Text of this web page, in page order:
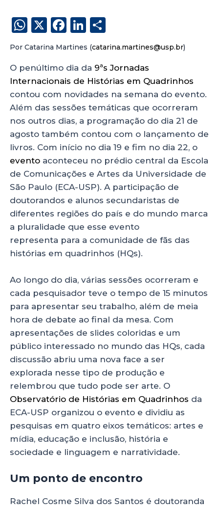
W
h
a
ts
A
p
p
X
F
a
c
e
b
o
o
k
Li
n
k
e
dI
n
h
a
re
Por Catarina Martines (catarina.martines@usp.br)
O penúltimo dia da 9ªs Jornadas
Internacionais de Histórias em Quadrinhos
contou com novidades na semana do evento.
Além das sessões temáticas que ocorreram
nos outros dias, a programação do dia 21 de
agosto também contou com o lançamento de
livros. Com início no dia 19 e fim no dia 22, o
evento aconteceu no prédio central da Escola
de Comunicações e Artes da Universidade de
São Paulo (ECA-USP). A participação de
doutorandos e alunos secundaristas de
diferentes regiões do país e do mundo marca
a pluralidade que esse evento
representa para a comunidade de fãs das
histórias em quadrinhos (HQs).
Ao longo do dia, várias sessões ocorreram e
cada pesquisador teve o tempo de 15 minutos
para apresentar seu trabalho, além de meia
hora de debate ao final da mesa. Com
apresentações de slides coloridas e um
público interessado no mundo das HQs, cada
discussão abriu uma nova face a ser
explorada nesse tipo de produção e
relembrou que tudo pode ser arte. O
Observatório de Histórias em Quadrinhos da
ECA-USP organizou o evento e dividiu as
pesquisas em quatro eixos temáticos: artes e
mídia, educação e inclusão, história e
sociedade e linguagem e narratividade.
Um ponto de encontro
Rachel Cosme Silva dos Santos é doutoranda